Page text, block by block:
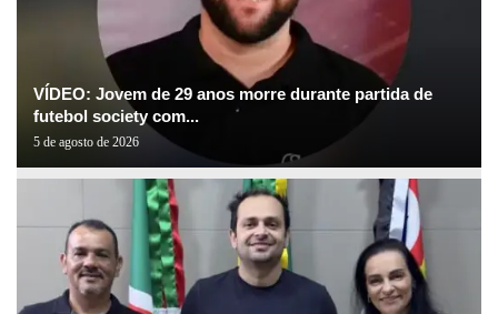
VÍDEO: Jovem de 29 anos morre durante partida de
futebol society com...
5 de agosto de 2026